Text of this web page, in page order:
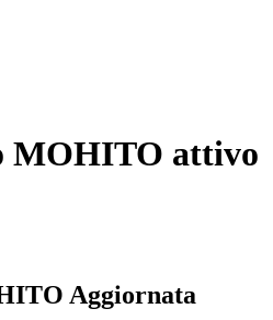
MOHITO attivo
Aggiornata